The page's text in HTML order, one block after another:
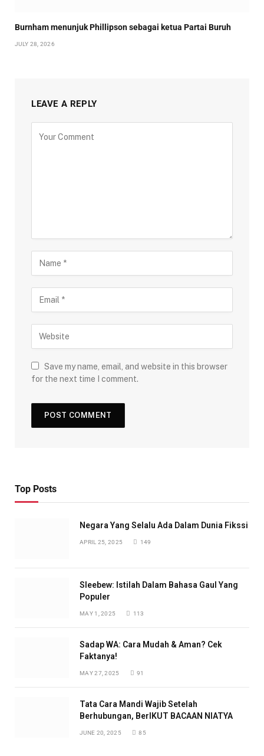
Burnham menunjuk Phillipson sebagai ketua Partai Buruh
JULY 28, 2026
LEAVE A REPLY
Save my name, email, and website in this browser
for the next time I comment.
Top Posts
Negara Yang Selalu Ada Dalam Dunia Fikssi
APRIL 25, 2025 149
Sleebew: Istilah Dalam Bahasa Gaul Yang
Populer
MAY 1, 2025 113
Sadap WA: Cara Mudah & Aman? Cek
Faktanya!
MAY 27, 2025 91
Tata Cara Mandi Wajib Setelah
Berhubungan, BerIKUT BACAAN NIATYA
JUNE 20, 2025 85